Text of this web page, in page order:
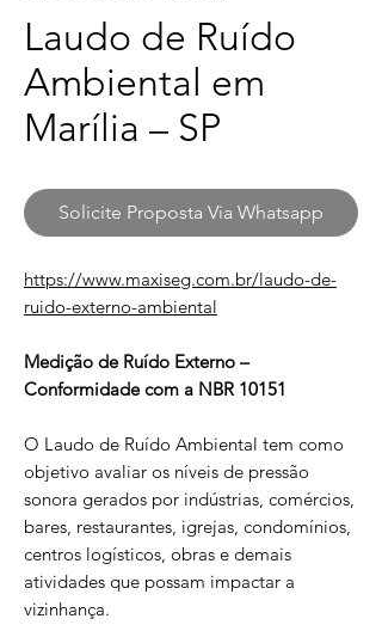
Laudo de Ruído
Ambiental em
Marília – SP
Solicite Proposta Via Whatsapp
https://www.maxiseg.com.br/laudo-de-
ruido-externo-ambiental
Medição de Ruído Externo –
Conformidade com a NBR 10151
O Laudo de Ruído Ambiental tem como
objetivo avaliar os níveis de pressão
sonora gerados por indústrias, comércios,
bares, restaurantes, igrejas, condomínios,
centros logísticos, obras e demais
atividades que possam impactar a
vizinhança.